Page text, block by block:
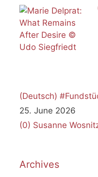
(Deutsch)
25. June 2026
(0) Susanne
Archives